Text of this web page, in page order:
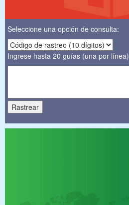
Seleccione una opción de consulta:
Ingrese hasta 20 guías (una por línea)